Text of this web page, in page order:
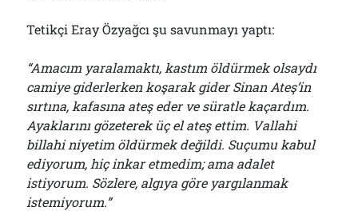
Tetikçi Eray Özyağcı şu savunmayı yaptı:
“Amacım yaralamaktı, kastım öldürmek olsaydı
camiye giderlerken koşarak gider Sinan Ateş’in
sırtına, kafasına ateş eder ve süratle kaçardım.
Ayaklarını gözeterek üç el ateş ettim. Vallahi
billahi niyetim öldürmek değildi. Suçumu kabul
ediyorum, hiç inkar etmedim; ama adalet
istiyorum. Sözlere, algıya göre yargılanmak
istemiyorum.”